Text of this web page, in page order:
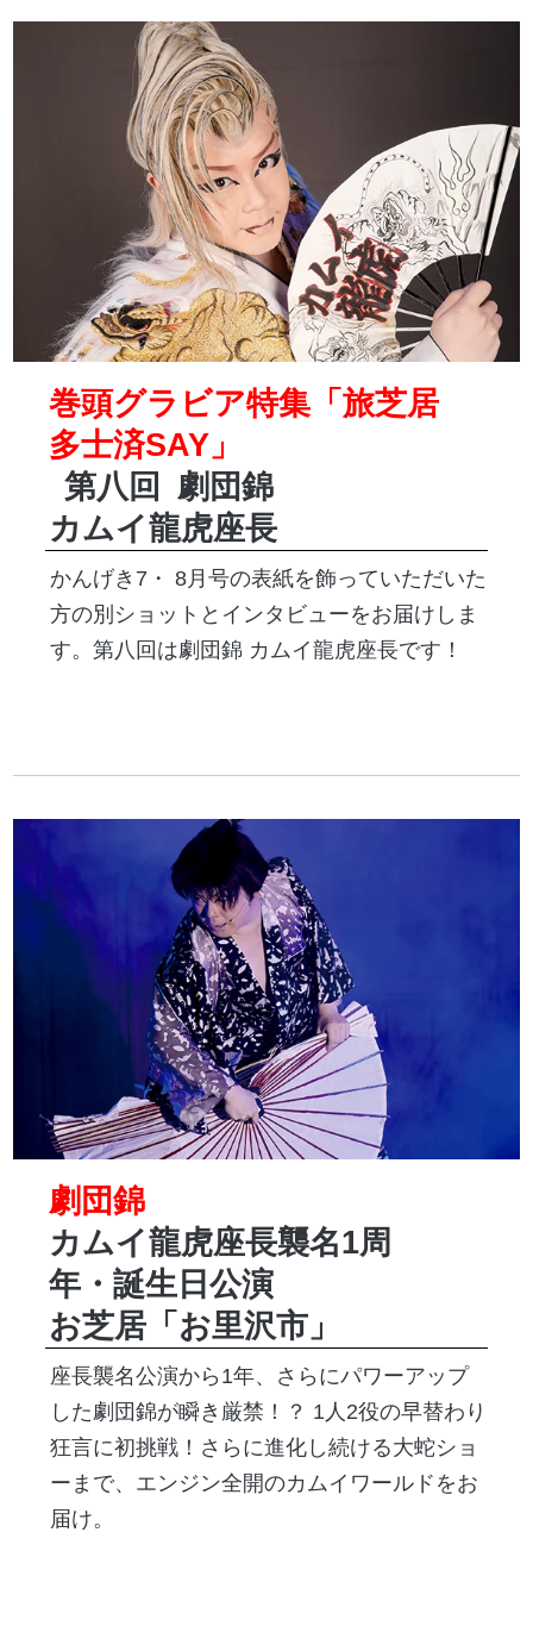
巻頭グラビア特集「旅芝居
多士済SAY」
第八回
劇団錦
カムイ龍虎座長
かんげき7・ 8月号の表紙を飾っていただいた
方の別ショットとインタビューをお届けしま
す。第八回は劇団錦 カムイ龍虎座長です！
劇団錦
カムイ龍虎座長襲名1周
年・誕生日公演
お芝居「お里沢市」
座長襲名公演から1年、さらにパワーアップ
した劇団錦が瞬き厳禁！？ 1人2役の早替わり
狂言に初挑戦！さらに進化し続ける大蛇ショ
ーまで、エンジン全開のカムイワールドをお
届け。